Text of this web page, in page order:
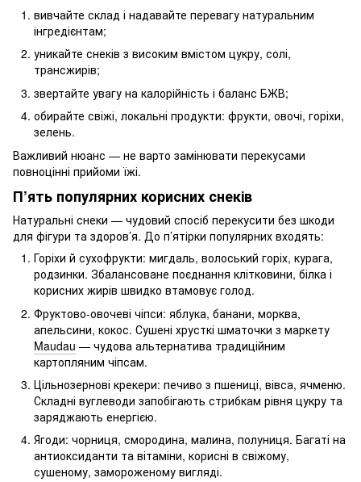
вивчайте склад і надавайте перевагу натуральним
інгредієнтам;
уникайте снеків з високим вмістом цукру, солі,
трансжирів;
звертайте увагу на калорійність і баланс БЖВ;
обирайте свіжі, локальні продукти: фрукти, овочі, горіхи,
зелень.
Важливий нюанс — не варто замінювати перекусами
повноцінні прийоми їжі.
П’ять популярних корисних снеків
Натуральні снеки — чудовий спосіб перекусити без шкоди
для фігури та здоров’я. До п’ятірки популярних входять:
Горіхи й сухофрукти: мигдаль, волоський горіх, курага,
родзинки. Збалансоване поєднання клітковини, білка і
корисних жирів швидко втамовує голод.
Фруктово-овочеві чіпси: яблука, банани, морква,
апельсини, кокос. Сушені хрусткі шматочки з маркету
Maudau — чудова альтернатива традиційним
картопляним чіпсам.
Цільнозернові крекери: печиво з пшениці, вівса, ячменю.
Складні вуглеводи запобігають стрибкам рівня цукру та
заряджають енергією.
Ягоди: чорниця, смородина, малина, полуниця. Багаті на
антиоксиданти та вітаміни, корисні в свіжому,
сушеному, замороженому вигляді.